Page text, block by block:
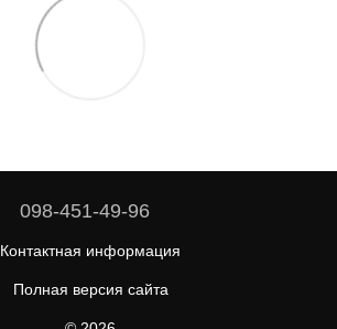
098-451-49-96
Контактная информация
Полная версия сайта